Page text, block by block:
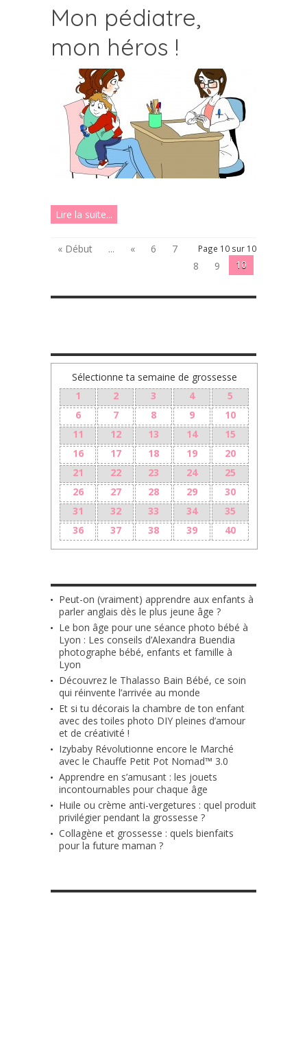
Mon pédiatre,
mon héros !
Lire la suite...
Page 10 sur 10
« Début ... « 6
7
8
9 10
Sélectionne ta semaine de grossesse
1
2 3 4
5
6
7 8 9
10
11
12 13 14
15
16
17 18 19
20
21
22 23 24
25
26
27 28 29
30
31
32 33 34
35
36
37 38 39 40
Peut-on (vraiment) apprendre aux enfants à
parler anglais dès le plus jeune âge ?
Le bon âge pour une séance photo bébé à
Lyon : Les conseils d’Alexandra Buendia
photographe bébé, enfants et famille à
Lyon
Découvrez le Thalasso Bain Bébé, ce soin
qui réinvente l’arrivée au monde
Et si tu décorais la chambre de ton enfant
avec des toiles photo DIY pleines d’amour
et de créativité !
Izybaby Révolutionne encore le Marché
avec le Chauffe Petit Pot Nomad™ 3.0
Apprendre en s’amusant : les jouets
incontournables pour chaque âge
Huile ou crème anti-vergetures : quel produit
privilégier pendant la grossesse ?
Collagène et grossesse : quels bienfaits
pour la future maman ?